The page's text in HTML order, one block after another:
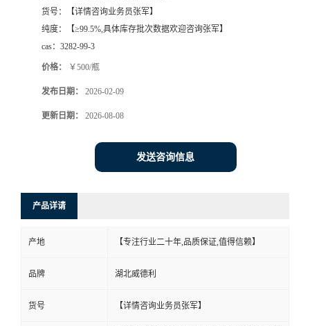
货号：
【详情咨询业务员张军】
纯度：
【≥99.5%,具体库存批次数据欢迎咨询张军】
cas： 3282-99-3
价格： ￥500/瓶
发布日期： 2026-02-09
更新日期： 2026-08-08
发送咨询信息
产品详请
产地 【专注行业二十年,品质保证,值得信赖】
品牌 湖北威德利
货号 【详情咨询业务员张军】